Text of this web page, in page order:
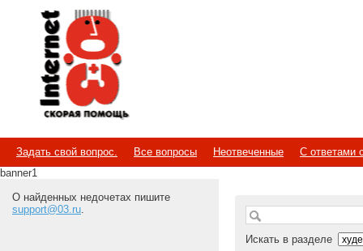
Internet
Скорая помощь
Задать свой вопрос. Все вопросы Неотвеченные
С ответами
banner1
О найденных недочетах пишите
support@03.ru.
Искать в разделе